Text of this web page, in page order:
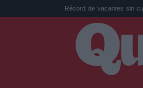
Récord de vacantes sin cubrir en